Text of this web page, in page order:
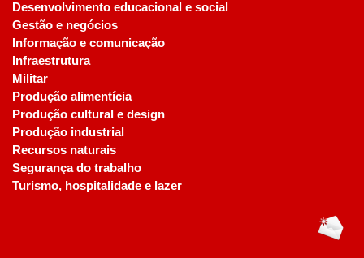
Desenvolvimento educacional e social
Gestão e negócios
Informação e comunicação
Infraestrutura
Militar
Produção alimentícia
Produção cultural e design
Produção industrial
Recursos naturais
Segurança do trabalho
Turismo, hospitalidade e lazer